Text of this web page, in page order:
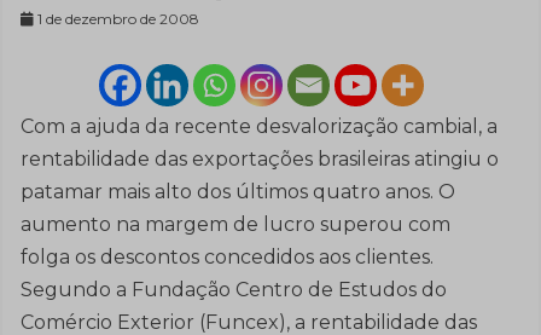
1 de dezembro de 2008
Com a ajuda da recente desvalorização cambial, a
rentabilidade das exportações brasileiras atingiu o
patamar mais alto dos últimos quatro anos. O
aumento na margem de lucro superou com
folga os descontos concedidos aos clientes.
Segundo a Fundação Centro de Estudos do
Comércio Exterior (Funcex), a rentabilidade das